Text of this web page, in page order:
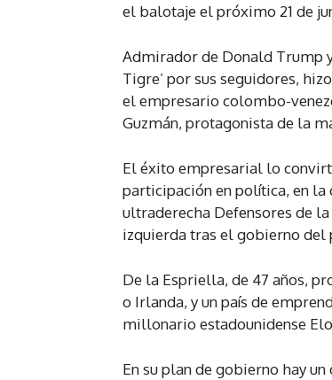
el balotaje el próximo 21 de
Admirador de Donald Trump
Tigre’ por sus seguidores,
el empresario colombo-
Guzmán, protagonista de la
El éxito empresarial lo
participación en política, en
ultraderecha Defensores de
izquierda tras el gobierno del
De la Espriella, de 47 años,
o Irlanda, y un país de
millonario estadounidense
En su plan de gobierno hay